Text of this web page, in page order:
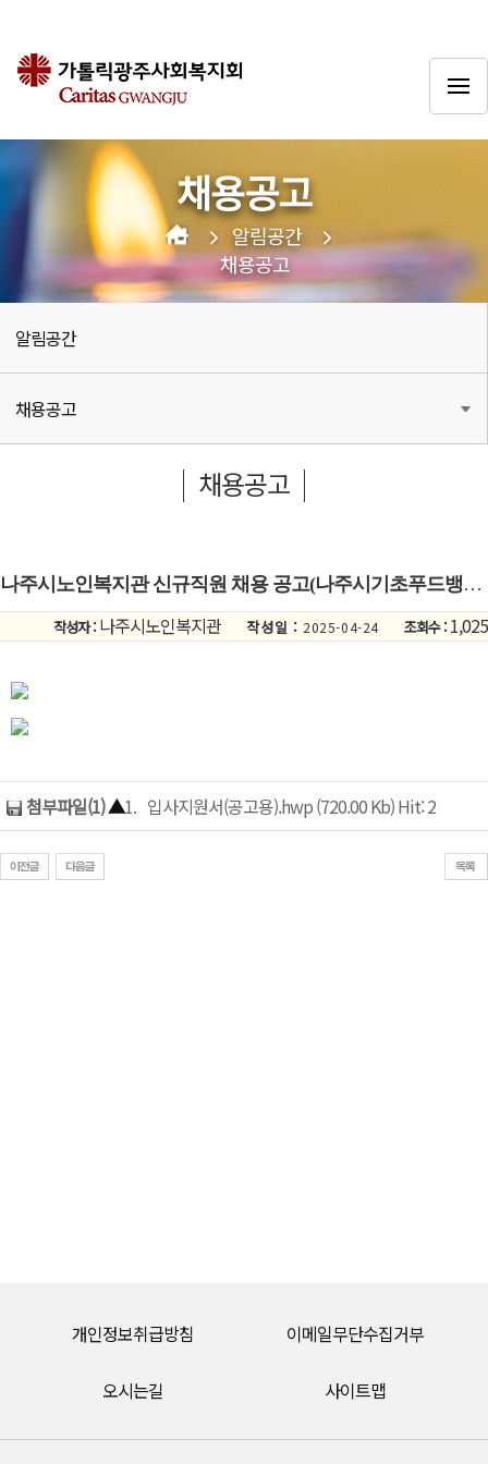
채용공고
알림공간
채용공고
알림공간
채용공고
채용공고
나주시노인복지관 신규직원 채용 공고(나주시기초푸드뱅크 사회복지사)
작성자 :나주시노인복지관 작성일 : 2025-04-24 조회수 :1,025
첨부파일(1)▲1. 입사지원서(공고용).hwp (720.00 Kb) Hit: 2
개인정보취급방침 이메일무단수집거부
오시는길 사이트맵